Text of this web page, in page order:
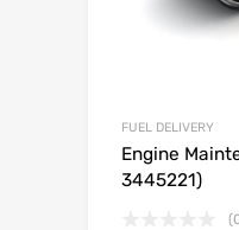
FUEL DELIVERY
Engine
3445221)